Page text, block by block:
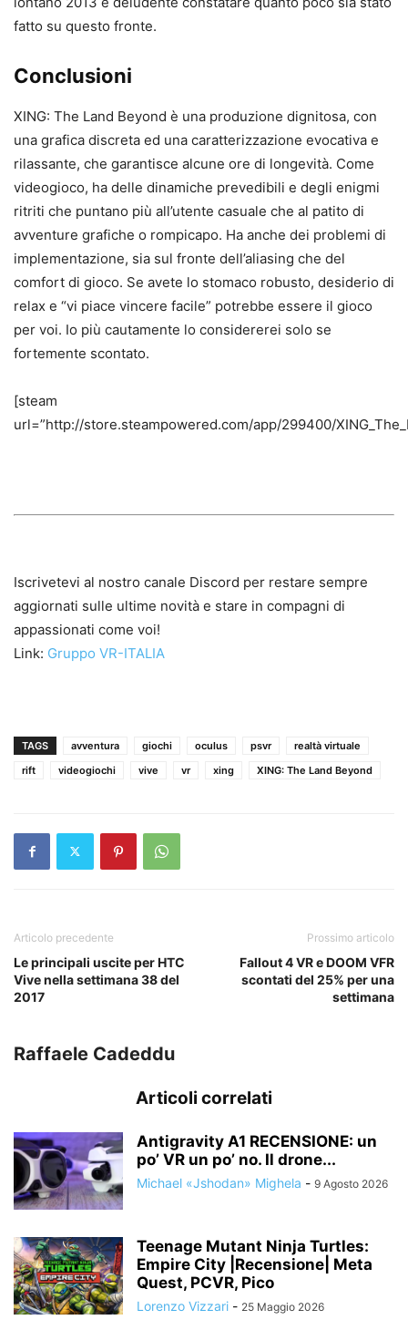
fatto su questo fronte.
Conclusioni
XING: The Land Beyond è una produzione dignitosa, con
una grafica discreta ed una caratterizzazione evocativa e
rilassante, che garantisce alcune ore di longevità. Come
videogioco, ha delle dinamiche prevedibili e degli enigmi
ritriti che puntano più all’utente casuale che al patito di
avventure grafiche o rompicapo. Ha anche dei problemi di
implementazione, sia sul fronte dell’aliasing che del
comfort di gioco. Se avete lo stomaco robusto, desiderio di
relax e “vi piace vincere facile” potrebbe essere il gioco
per voi. Io più cautamente lo considererei solo se
fortemente scontato.
[steam
url=”http://store.steampowered.com/app/299400/
Iscrivetevi al nostro canale Discord per restare sempre
aggiornati sulle ultime novità e stare in compagni di
appassionati come voi!
Link: Gruppo VR-ITALIA
TAGS avventura giochi oculus psvr
realtà virtuale
rift
videogiochi vive vr xing XING: The Land Beyond
Articolo precedente
Le principali uscite per HTC
Vive nella settimana 38 del
2017
Prossimo articolo
Fallout 4 VR e DOOM VFR
scontati del 25% per una
settimana
Raffaele Cadeddu
Articoli correlati
Antigravity A1 RECENSIONE: un
po’ VR un po’ no. Il drone...
Michael «Jshodan» Mighela - 9 Agosto 2026
Teenage Mutant Ninja Turtles:
Empire City |Recensione| Meta
Quest, PCVR, Pico
Lorenzo Vizzari - 25 Maggio 2026